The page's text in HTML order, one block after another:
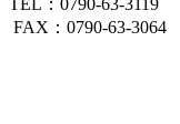
TEL：0790-63-3119
FAX：0790-63-3064